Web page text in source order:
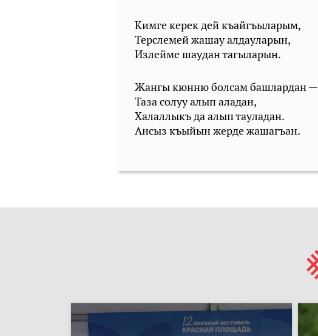
Кимге керек дей къайгъыларым,
Терслемей жашау алдауларын,
Излейме шаудан тагыларын.
Жангы кюнню болсам башлардан —
Таза солуу алып аладан,
Халаллыкъ да алып тауладан.
Ансыз къыйын жерде жашагъан.